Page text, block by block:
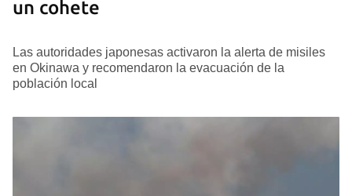
un cohete
Las autoridades japonesas activaron la alerta de misiles
en Okinawa y recomendaron la evacuación de la
población local